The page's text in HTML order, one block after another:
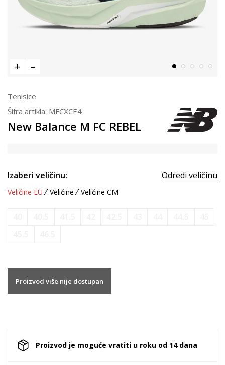
Tenisice
Šifra artikla: MFCXCE4
New Balance M FC REBEL
Izaberi veličinu: Odredi veličinu
Veličine EU Veličine Veličine CM
Proizvod više nije dostupan
Proizvod je moguće vratiti u roku od 14 dana